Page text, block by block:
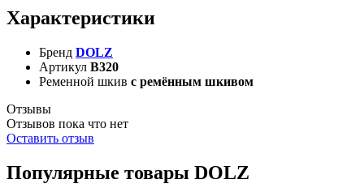
Характеристики
Бренд DOLZ
Артикул B320
Ременной шкив с ремённым шкивом
Отзывы
Отзывов пока что нет
Оставить отзыв
Популярные товары DOLZ